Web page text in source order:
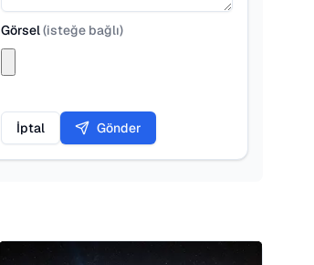
Görsel(isteğe bağlı)
İptal Gönder